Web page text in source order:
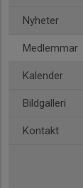
Nyheter
Medlemmar
Kalender
Bildgalleri
Kontakt